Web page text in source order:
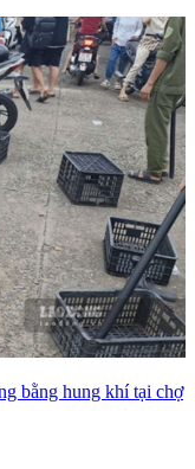
bằng hung khí tại chợ